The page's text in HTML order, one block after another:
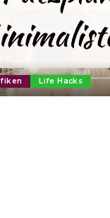
Life Hacks